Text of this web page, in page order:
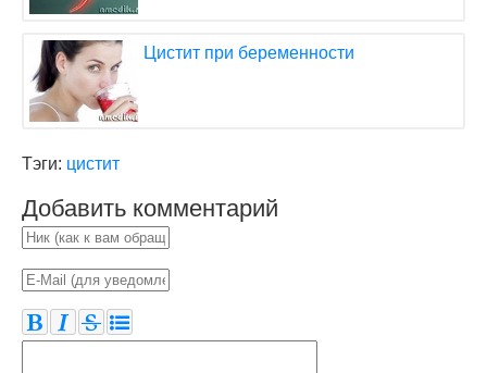
Цистит при беременности
Тэги: цистит
Добавить комментарий